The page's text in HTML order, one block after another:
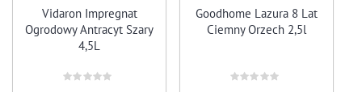
Vidaron Impregnat
Ogrodowy Antracyt Szary
4,5L
Goodhome Lazura 8 Lat
Ciemny Orzech 2,5l